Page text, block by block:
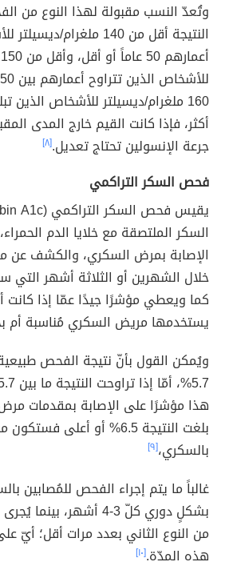
وتُعدّ النسب مقبولة لهذا النوع من
النتيجة أقل من 140
أكثر، فإذا كانت القيم خارج المدى
جرعة الإنسولين تحتاج تعديل.[٨]
فحص السكر التراكمي
السكر الملتصقة مع خلايا الدم
الإصابة بمرض السكري، والكشف عن
خلال الشهرين أو الثلاثة أشهر التي
كما ويعطي مؤشرًا جيدًا عمّا إذا كانت
يستخدمها مريض السكري مُناسبة أم
ويُمكن القول بأنّ نتيجة الفحص
هذا مؤشرًا على الإصابة بمقدمات
بلغت النتيجة 6.5% أو أعلى
بالسكري،[٩]
غالباً ما يتم إجراء الفحص للمُصابين
بشكلٍ دوري كلّ 3-4 أشهر،
من النوع الثاني بعدد مرات أقل؛ أيّ
هذه المدّة.[١٠]